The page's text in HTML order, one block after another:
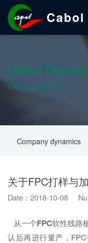
Cabol
CABOL DYNAMICS
Company dynamics
关于FPC打样与
Date：2018-10-08
从一个FPC软性线路
认后再进行量产，